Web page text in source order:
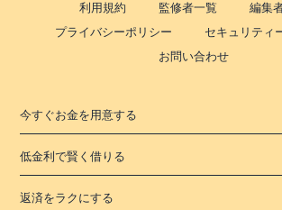
利用規約
監修者一覧
編集
プライバシーポリシー
セキュリティ
お問い合わせ
今すぐお金を用意する
低金利で賢く借りる
返済をラクにする